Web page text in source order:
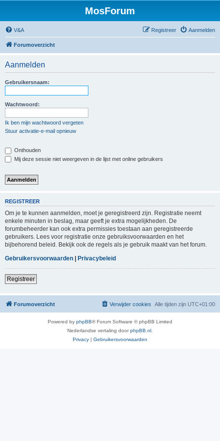
MosForum
V&A Aanmelden
Registreer
Forumoverzicht
Aanmelden
Gebruikersnaam:
Wachtwoord:
Ik ben mijn wachtwoord vergeten
Stuur activatie-e-mail opnieuw
Onthouden
Mij deze sessie niet weergeven in de lijst met online gebruikers
REGISTREER
Om je te kunnen aanmelden, moet je geregistreerd zijn. Registratie neemt
enkele minuten in beslag, maar geeft je extra mogelijkheden. De
forumbeheerder kan ook extra permissies toestaan aan geregistreerde
gebruikers. Lees voor registratie onze gebruiksvoorwaarden en het
bijbehorend beleid. Bekijk ook de regels als je gebruik maakt van het forum.
Gebruikersvoorwaarden | Privacybeleid
Registreer
Forumoverzicht Alle tijden zijn UTC+01:00
Verwijder cookies
Powered by phpBB® Forum Software © phpBB Limited
Nederlandse vertaling doorphpBB.nl
Privacy | Gebruikersvoorwaarden